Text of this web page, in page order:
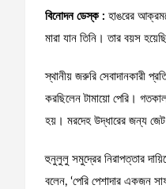
বিনোদন ডেস্ক : হাঙরের
মারা যান তিনি। তার বয়স
স্থানীয় জরুরি সেবাদানকারী
করছিলেন টামায়ো পেরি।
হয়। মরদেহ উদ্ধারের জন্য
হুনুলুলু সমুদ্রের নিরাপত্তার
বলেন, ‘পেরি পেশাদার একজন